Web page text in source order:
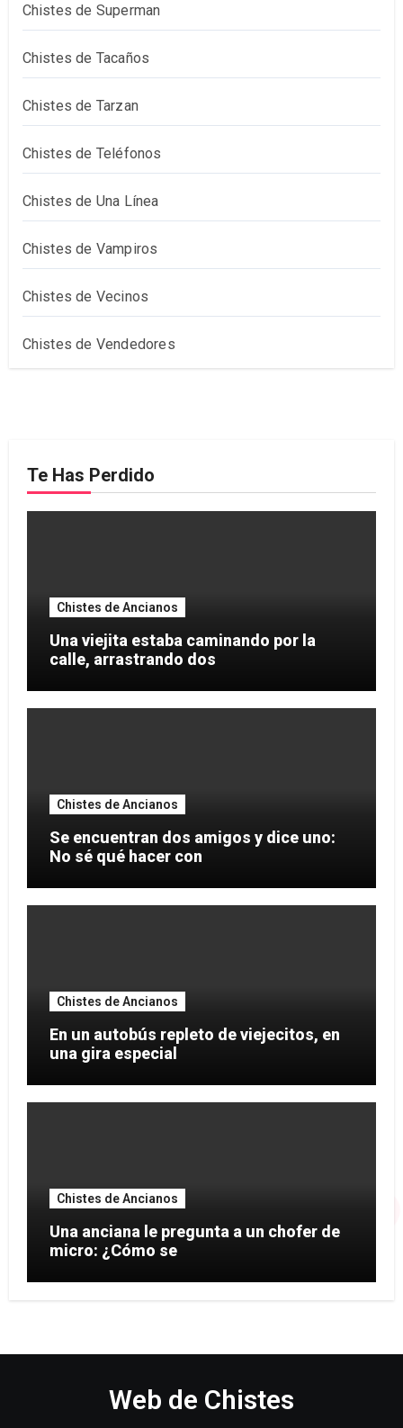
Chistes de Superman
Chistes de Tacaños
Chistes de Tarzan
Chistes de Teléfonos
Chistes de Una Línea
Chistes de Vampiros
Chistes de Vecinos
Chistes de Vendedores
Te Has Perdido
Chistes de Ancianos
Una viejita estaba caminando por la
calle, arrastrando dos
Chistes de Ancianos
Se encuentran dos amigos y dice uno:
No sé qué hacer con
Chistes de Ancianos
En un autobús repleto de viejecitos, en
una gira especial
Chistes de Ancianos
Una anciana le pregunta a un chofer de
micro: ¿Cómo se
Web de Chistes